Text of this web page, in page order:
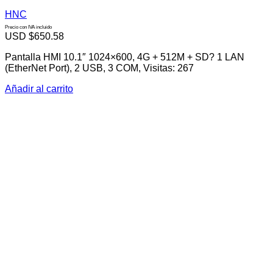
HNC
Precio con IVA incluido
USD $650.58
Pantalla HMI 10.1″ 1024×600, 4G + 512M + SD? 1 LAN
(EtherNet Port), 2 USB, 3 COM, Visitas: 267
Añadir al carrito